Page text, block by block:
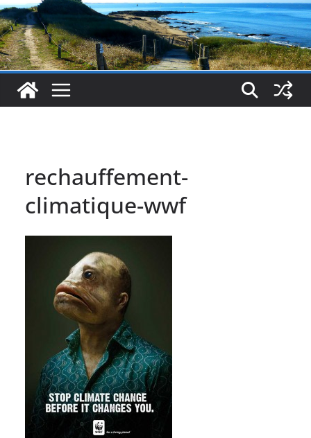
rechauffement-
climatique-wwf